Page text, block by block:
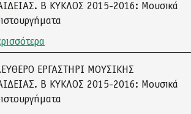
Β ΚΥΚΛΟΣ 2015-2016: Μουσικά
ΕΡΓΑΣΤΗΡΙ ΜΟΥΣΙΚΗΣ
Β ΚΥΚΛΟΣ 2015-2016: Μουσικά